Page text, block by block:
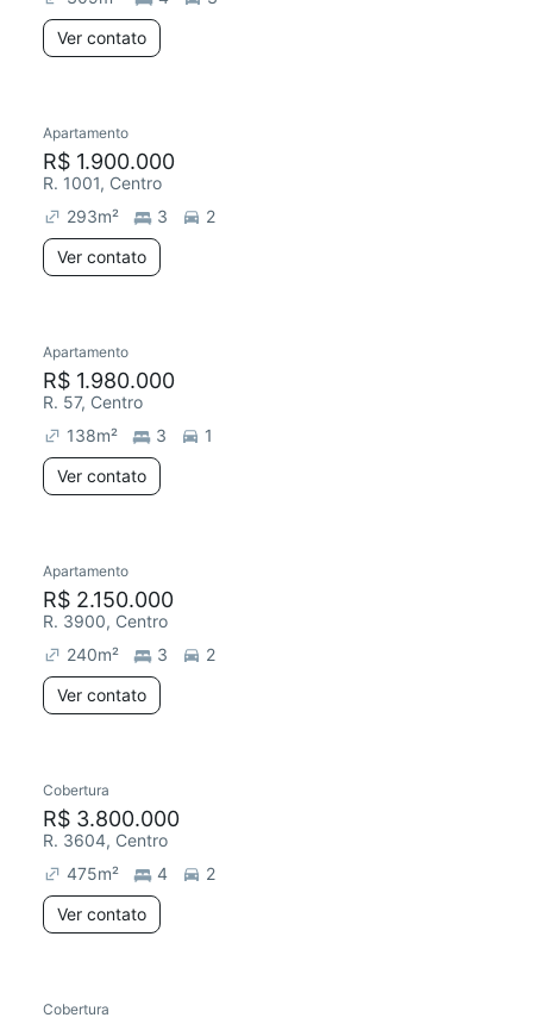
Ver contato
Redecorar
Apartamento
R$ 1.900.000
R. 1001, Centro
293m² 3
2
Ver contato
Redecorar
Apartamento
R$ 1.980.000
R. 57, Centro
138m² 3
1
Ver contato
Redecorar
Apartamento
R$ 2.150.000
R. 3900, Centro
240m² 3
2
Ver contato
Cobertura
R$ 3.800.000
R. 3604, Centro
475m² 4
2
Ver contato
Redecorar
Cobertura